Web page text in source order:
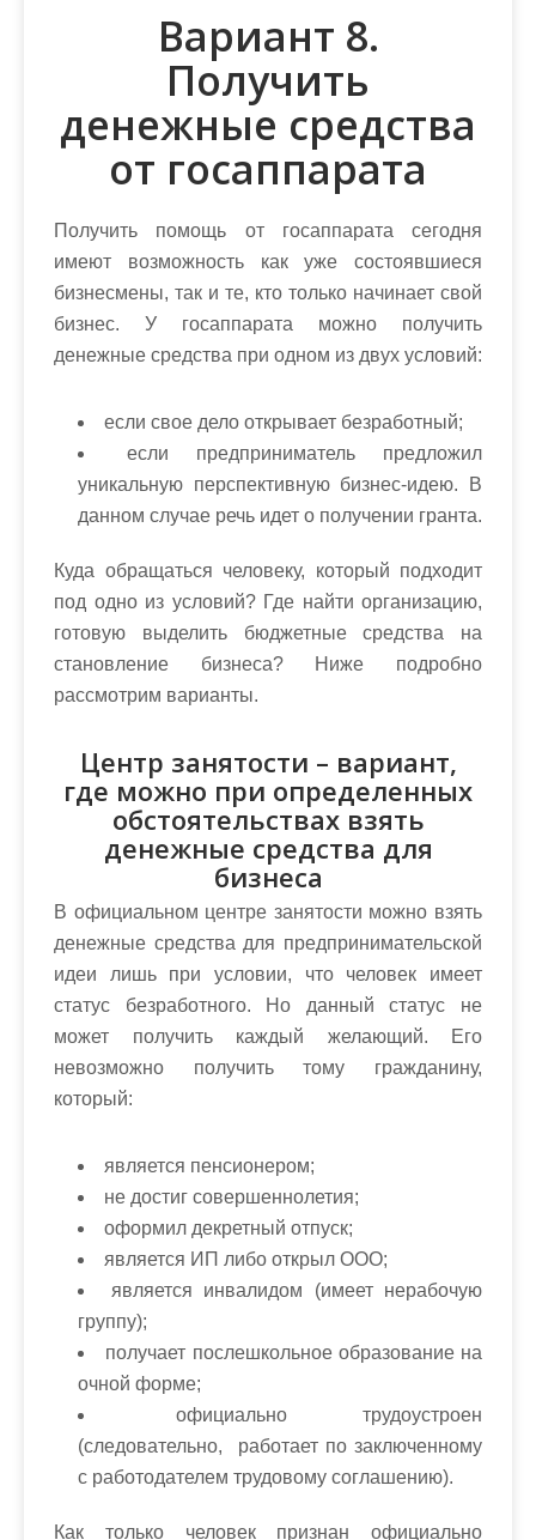
Вариант 8.
Получить
денежные средства
от госаппарата
Получить помощь от госаппарата сегодня
имеют возможность как уже состоявшиеся
бизнесмены, так и те, кто только начинает свой
бизнес. У госаппарата можно получить
денежные средства при одном из двух условий:
если свое дело открывает безработный;
если предприниматель предложил
уникальную перспективную бизнес-идею. В
данном случае речь идет о получении гранта.
Куда обращаться человеку, который подходит
под одно из условий? Где найти организацию,
готовую выделить бюджетные средства на
становление бизнеса? Ниже подробно
рассмотрим варианты.
Центр занятости – вариант,
где можно при определенных
обстоятельствах взять
денежные средства для
бизнеса
В официальном центре занятости можно взять
денежные средства для предпринимательской
идеи лишь при условии, что человек имеет
статус безработного. Но данный статус не
может получить каждый желающий. Его
невозможно получить тому гражданину,
который:
является пенсионером;
не достиг совершеннолетия;
оформил декретный отпуск;
является ИП либо открыл ООО;
является инвалидом (имеет нерабочую
группу);
получает послешкольное образование на
очной форме;
официально трудоустроен
(следовательно, работает по заключенному
с работодателем трудовому соглашению).
Как только человек признан официально